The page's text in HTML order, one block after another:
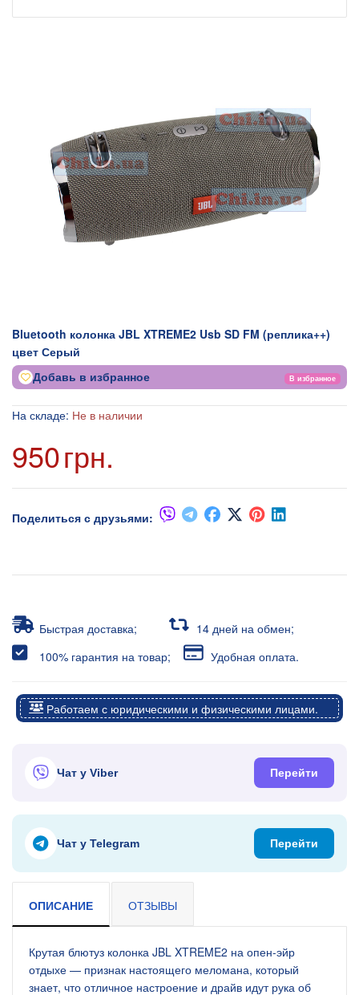
Bluetooth колонка JBL XTREME2 Usb SD FM (реплика++)
цвет Серый
Добавь в избранное В избранное
На складе: Не в наличии
950грн.
Поделиться с друзьями:
Быстрая доставка;
14 дней на обмен;
100% гарантия на товар;
Удобная оплата.
Работаем с юридическими и физическими лицами.
Чат у Viber Перейти
Чат у Telegram Перейти
ОПИСАНИЕ ОТЗЫВЫ
Крутая блютуз колонка JBL XTREME2 на опен-эйр
отдыхе — признак настоящего меломана, который
знает, что отличное настроение и драйв идут рука об